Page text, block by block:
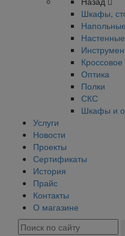
Шкафы,
Оптика
Полки
СКС
Шкафы и
Услуги
Новости
Проекты
Сертификаты
История
Прайс
Контакты
О магазине